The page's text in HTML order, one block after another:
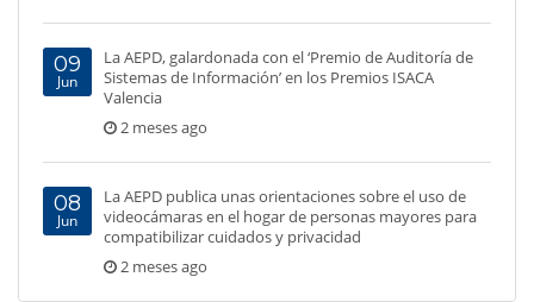
09
Jun
La AEPD, galardonada con el ‘Premio de Auditoría de
Sistemas de Información’ en los Premios ISACA
Valencia
2 meses ago
08
Jun
La AEPD publica unas orientaciones sobre el uso de
videocámaras en el hogar de personas mayores para
compatibilizar cuidados y privacidad
2 meses ago